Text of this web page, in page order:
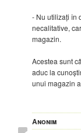
- Nu utilizați în
necalitative,
magazin.
Acestea sunt
aduc la
unui magazin
Anonim